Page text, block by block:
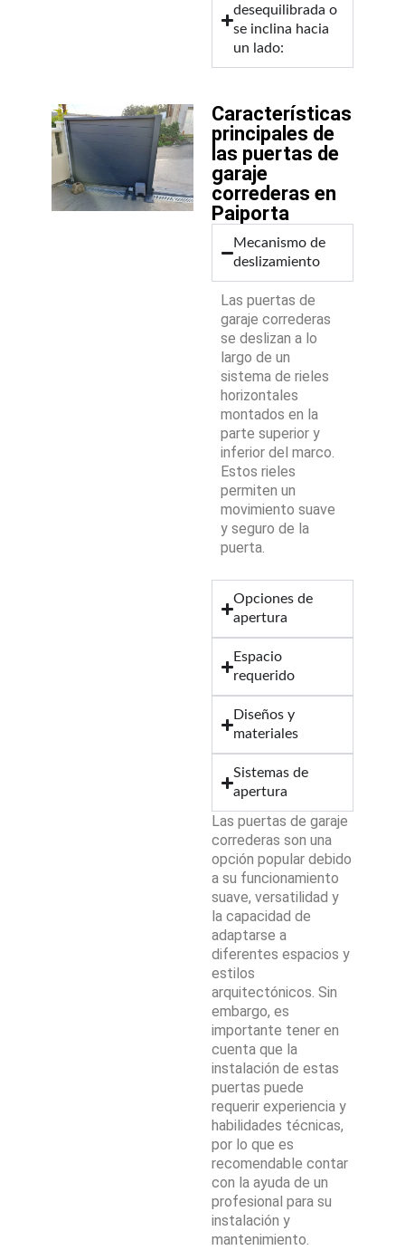
desequilibrada o
se inclina hacia
un lado:
Características
principales de
las puertas de
garaje
correderas en
Paiporta
Mecanismo de
deslizamiento
Las puertas de
garaje correderas
se deslizan a lo
largo de un
sistema de rieles
horizontales
montados en la
parte superior y
inferior del marco.
Estos rieles
permiten un
movimiento suave
y seguro de la
puerta.
Opciones de
apertura
Espacio
requerido
Diseños y
materiales
Sistemas de
apertura
Las puertas de garaje
correderas son una
opción popular debido
a su funcionamiento
suave, versatilidad y
la capacidad de
adaptarse a
diferentes espacios y
estilos
arquitectónicos. Sin
embargo, es
importante tener en
cuenta que la
instalación de estas
puertas puede
requerir experiencia y
habilidades técnicas,
por lo que es
recomendable contar
con la ayuda de un
profesional para su
instalación y
mantenimiento.